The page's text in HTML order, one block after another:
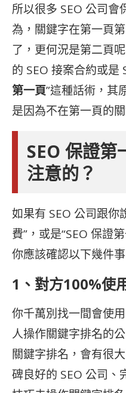
所以很多 SEO 公司會
為，關鍵字在第一頁
了，更何況是第二頁
的 SEO 接案合約或是
第一頁”這種話術，其
是因為不在第一頁的
SEO 保證第
注意的？
如果有 SEO 公司跟你
費”，或是“SEO 保證
你應該確認以下幾件事
1、對方100%使
你千萬別找一間會使
人操作關鍵字排名的
關鍵字排名，會有很
碑良好的 SEO 公司、